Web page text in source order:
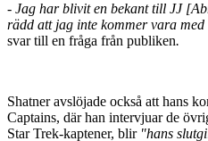
- Jag har blivit en bekant till JJ
rädd att jag inte kommer vara med
svar till en fråga från publiken.
Shatner avslöjade också att hans
Captains, där han intervjuar de
Star Trek-kaptener, blir "hans